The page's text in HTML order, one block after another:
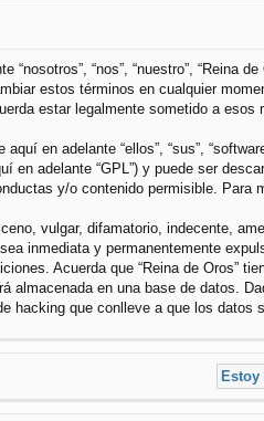
“nosotros”, “nos”, “nuestro”,
estos términos en cualquier
estar legalmente sometido a
en adelante “ellos”, “sus”,
en adelante “GPL”) y puede ser
y/o contenido permisible. Para
vulgar, difamatorio, indecente,
inmediata y permanentemente
Acuerda que “Reina de Oros”
almacenada en una base de datos.
hacking que conlleve a que los datos